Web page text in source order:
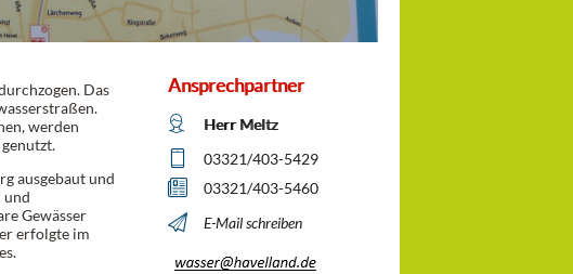
Das
werden
ausgebaut und
und
Gewässer
erfolgte im
Ansprechpartner
Herr Meltz
03321/403-5429
03321/403-5460
E-Mail schreiben